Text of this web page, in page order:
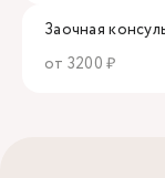
Заочная
от 3200 ₽